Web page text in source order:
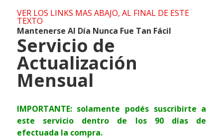
VER LOS LINKS MAS ABAJO, AL FINAL DE ESTE
TEXTO
Mantenerse Al Día Nunca Fue Tan Fácil
Servicio de
Actualización
Mensual
IMPORTANTE: solamente podés suscribirte a
este servicio dentro de los 90 días de
efectuada la compra.